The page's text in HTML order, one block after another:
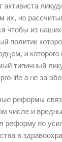
активиста
их, но
чтобы из
политик
и
типичный
life а не за
реформы
числе и
реформу по
в